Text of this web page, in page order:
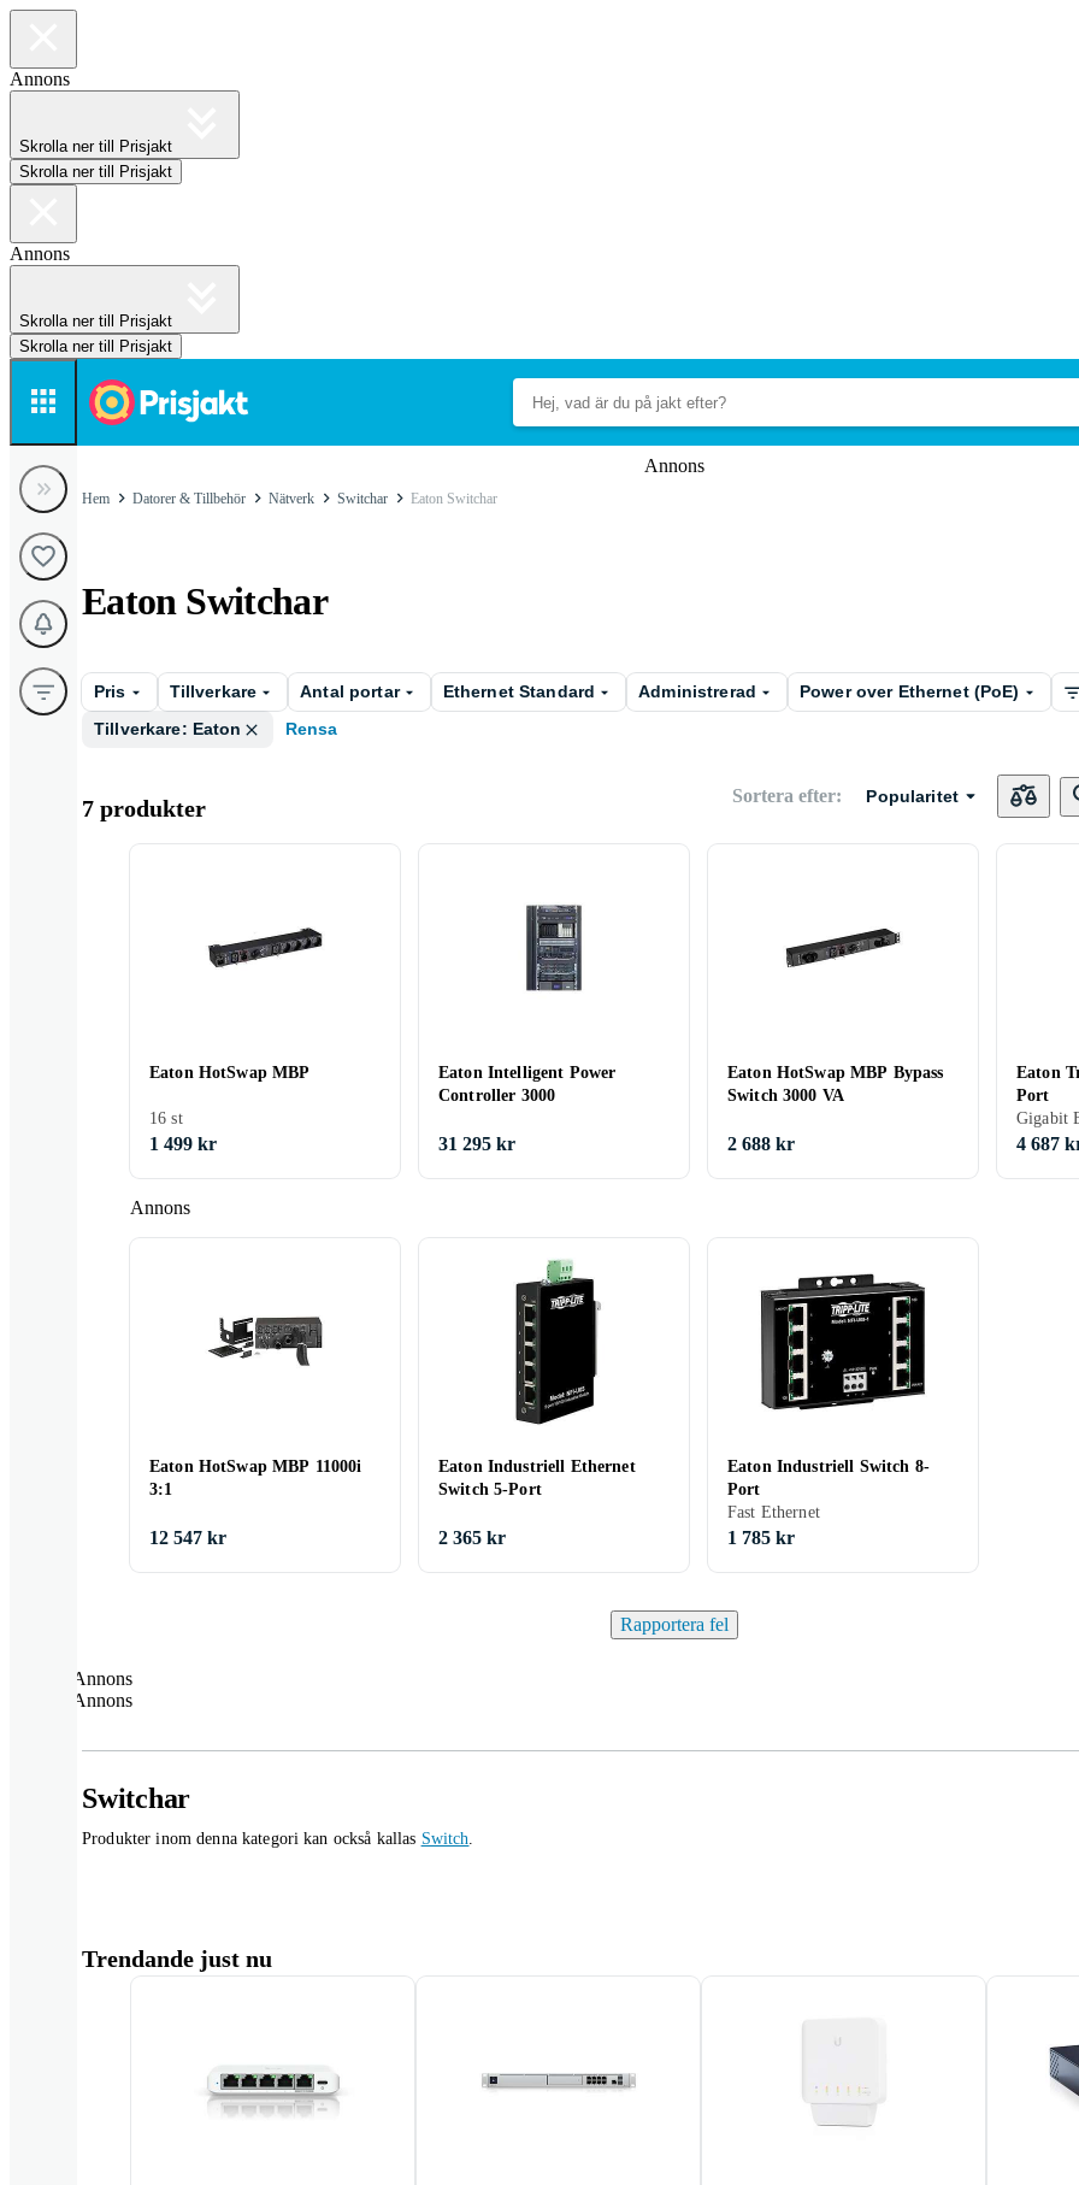
Annons
Skrolla ner till Prisjakt
Skrolla ner till Prisjakt
Annons
Skrolla ner till Prisjakt
Skrolla ner till Prisjakt
Annons
Hem Datorer & Tillbehör Nätverk Switchar Eaton Switchar
Eaton Switchar
Pris Tillverkare Antal portar Ethernet Standard Administrerad Power over Ethernet (PoE)
Tillverkare: Eaton
Rensa
7 produkter Sortera efter: Popularitet
Annons
Eaton HotSwap MBP
16 st
1 499 kr
Eaton Intelligent Power
Controller 3000
31 295 kr
Eaton HotSwap MBP Bypass
Switch 3000 VA
2 688 kr
Eaton
Port
Gigabit
4 687
Eaton HotSwap MBP 11000i
3:1
12 547 kr
Eaton Industriell Ethernet
Switch 5-Port
2 365 kr
Eaton Industriell Switch 8-
Port
Fast Ethernet
1 785 kr
Rapportera fel
Annons
Annons
Switchar
Produkter inom denna kategori kan också kallas Switch.
Trendande just nu